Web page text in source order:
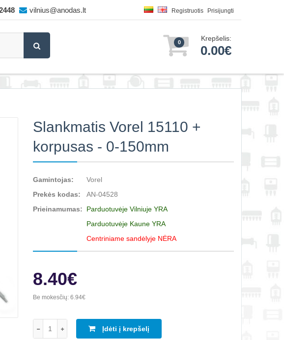
vilnius@anodas.lt Registruotis Prisijungti
0 Krepšelis:
0.00€
Slankmatis Vorel 15110 +
korpusas - 0-150mm
Gamintojas:
Vorel
Prekės kodas:
AN-04528
Prieinamumas:
Parduotuvėje Vilniuje YRA
Parduotuvėje Kaune YRA
Centriniame sandėlyje NĖRA
8.40€
Be mokesčių:6.94€
Įdėti į krepšelį